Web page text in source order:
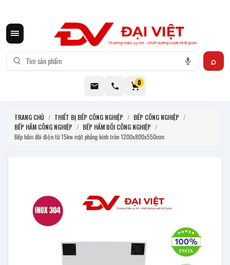
0
TRANG CHỦ / THIẾT BỊ BẾP CÔNG NGHIỆP / BẾP CÔNG NGHIỆP /
BẾP HẦM CÔNG NGHIỆP / BẾP HẦM ĐÔI CÔNG NGHIỆP /
Bếp hầm đôi điện từ 15kw mặt phẳng kính tròn 1200x800x550mm